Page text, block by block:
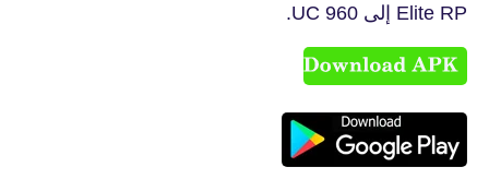
Elite RP إلى 960 UC.